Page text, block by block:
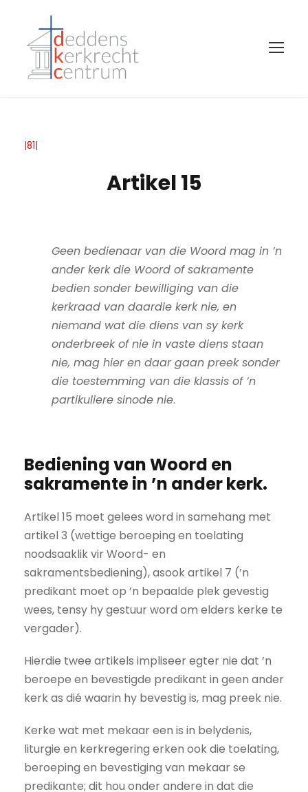
|81|
Artikel 15
Geen bedienaar van die Woord mag in ’n
ander kerk die Woord of sakramente
bedien sonder bewilliging van die
kerkraad van daardie kerk nie, en
niemand wat die diens van sy kerk
onderbreek of nie in vaste diens staan
nie, mag hier en daar gaan preek sonder
die toestemming van die klassis of ’n
partikuliere sinode nie.
Bediening van Woord en
sakramente in ’n ander kerk.
Artikel 15 moet gelees word in samehang met
artikel 3 (wettige beroeping en toelating
noodsaaklik vir Woord- en
sakramentsbediening), asook artikel 7 (’n
predikant moet op ’n bepaalde plek gevestig
wees, tensy hy gestuur word om elders kerke te
vergader).
Hierdie twee artikels impliseer egter nie dat ’n
beroepe en bevestigde predikant in geen ander
kerk as dié waarin hy bevestig is, mag preek nie.
Kerke wat met mekaar een is in belydenis,
liturgie en kerkregering erken ook die toelating,
beroeping en bevestiging van mekaar se
predikante; dit hou onder andere in dat die